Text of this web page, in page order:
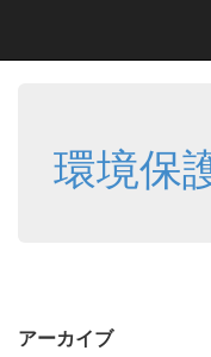
環境保
アーカイブ